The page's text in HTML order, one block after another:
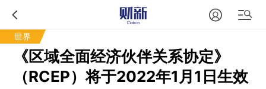
世界
《区域全面经济伙伴关系协定》
（RCEP）将于2022年1月1日生效